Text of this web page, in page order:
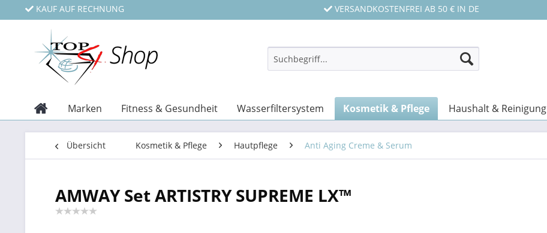
KAUF AUF RECHNUNG VERSANDKOSTENFREI AB 50 € IN DE
Marken Fitness & Gesundheit Wasserfiltersystem Kosmetik & Pflege Haushalt & Reinigung
Übersicht Kosmetik & Pflege Hautpflege Anti Aging Creme & Serum
AMWAY Set ARTISTRY SUPREME LX™